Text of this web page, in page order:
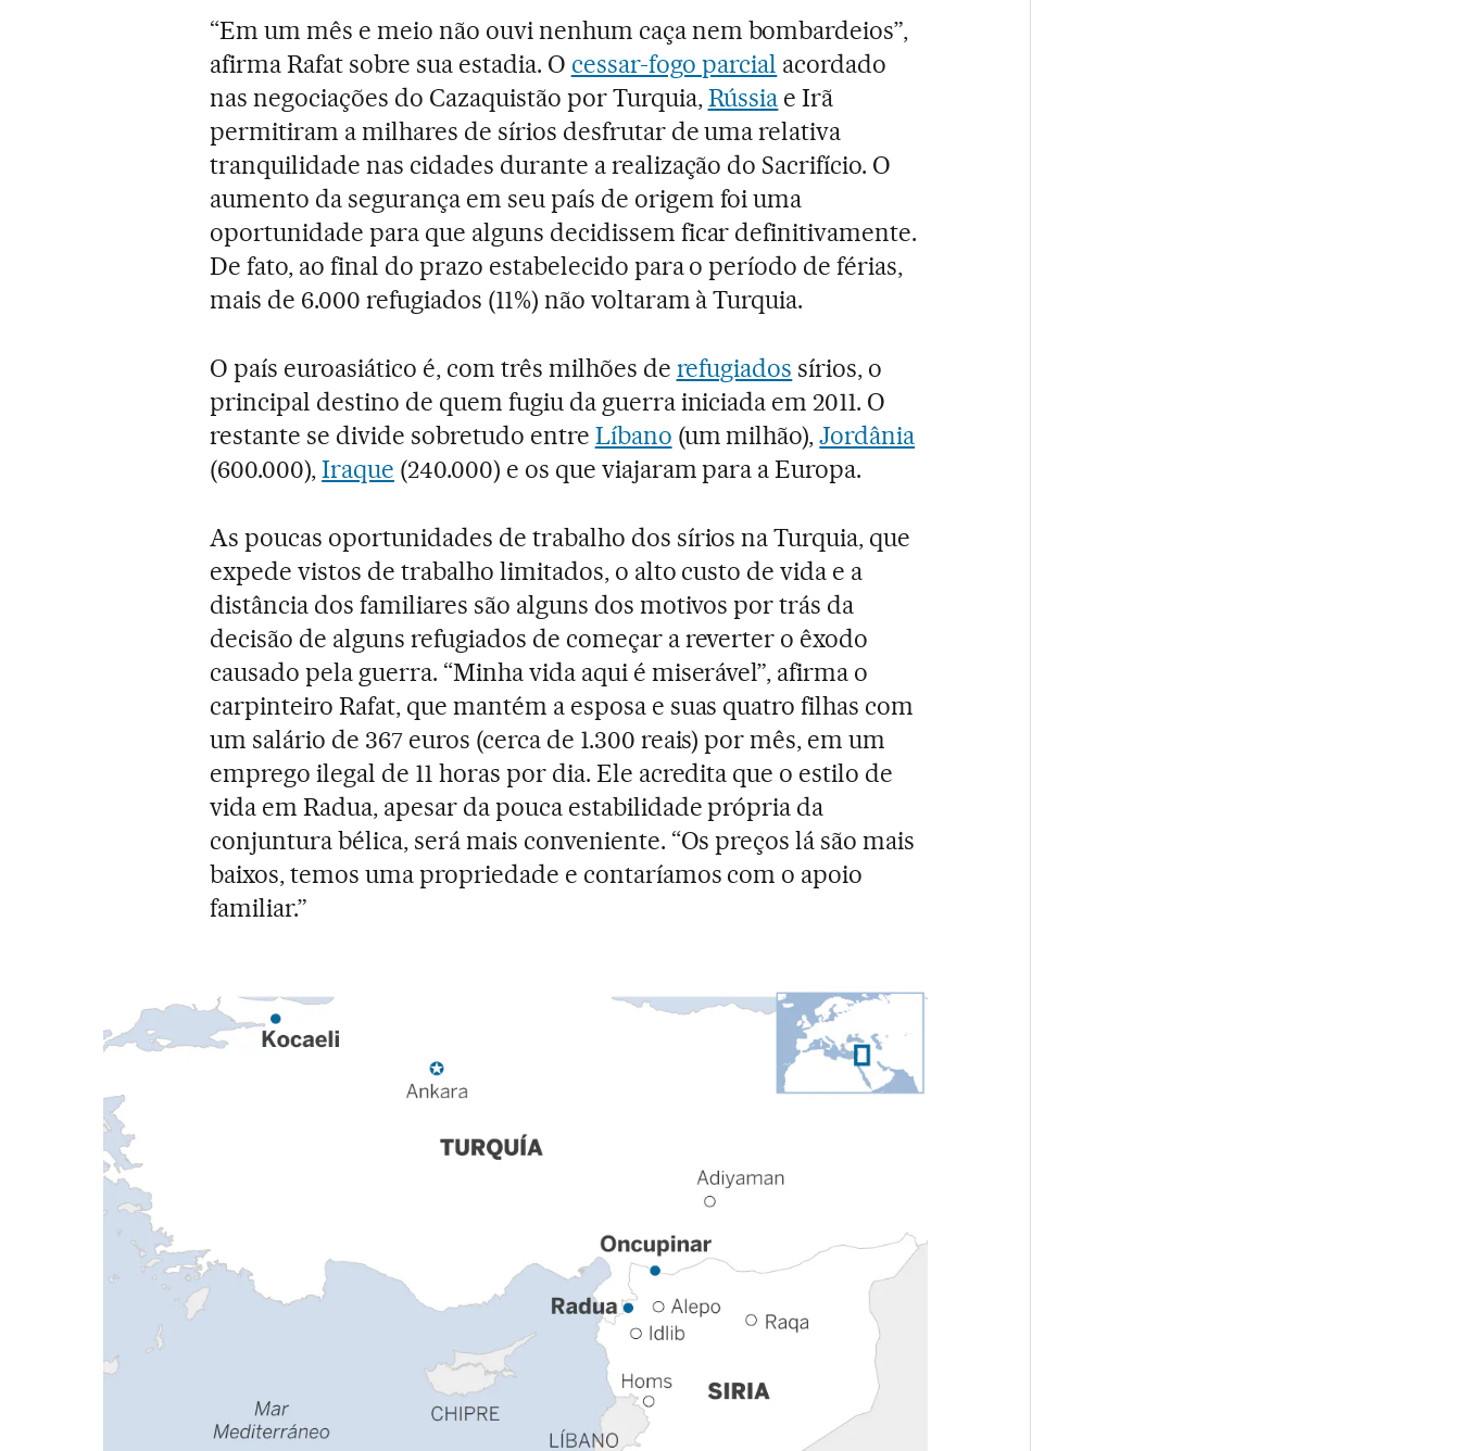
“Em um mês e meio não ouvi nenhum caça nem bombardeios”,
afirma Rafat sobre sua estadia. O cessar-fogo parcial acordado
nas negociações do Cazaquistão por Turquia,Rússia e Irã
permitiram a milhares de sírios desfrutar de uma relativa
tranquilidade nas cidades durante a realização do Sacrifício. O
aumento da segurança em seu país de origem foi uma
oportunidade para que alguns decidissem ficar definitivamente.
De fato, ao final do prazo estabelecido para o período de férias,
mais de 6.000 refugiados (11%) não voltaram à Turquia.
O país euroasiático é, com três milhões de refugiados sírios, o
principal destino de quem fugiu da guerra iniciada em 2011. O
restante se divide sobretudo entre Líbano (um milhão),Jordânia
(600.000),Iraque (240.000) e os que viajaram para a Europa.
As poucas oportunidades de trabalho dos sírios na Turquia, que
expede vistos de trabalho limitados, o alto custo de vida e a
distância dos familiares são alguns dos motivos por trás da
decisão de alguns refugiados de começar a reverter o êxodo
causado pela guerra. “Minha vida aqui é miserável”, afirma o
carpinteiro Rafat, que mantém a esposa e suas quatro filhas com
um salário de 367 euros (cerca de 1.300 reais) por mês, em um
emprego ilegal de 11 horas por dia. Ele acredita que o estilo de
vida em Radua, apesar da pouca estabilidade própria da
conjuntura bélica, será mais conveniente. “Os preços lá são mais
baixos, temos uma propriedade e contaríamos com o apoio
familiar.”